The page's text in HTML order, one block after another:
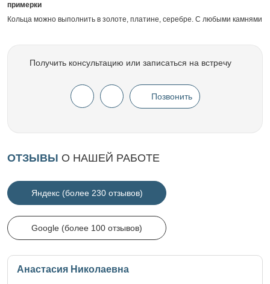
примерки
Кольца можно выполнить в золоте, платине, серебре. С любыми камнями
Получить консультацию или записаться на встречу
Позвонить
ОТЗЫВЫ О НАШЕЙ РАБОТЕ
Яндекс (более 230 отзывов)
Google (более 100 отзывов)
Анастасия Николаевна